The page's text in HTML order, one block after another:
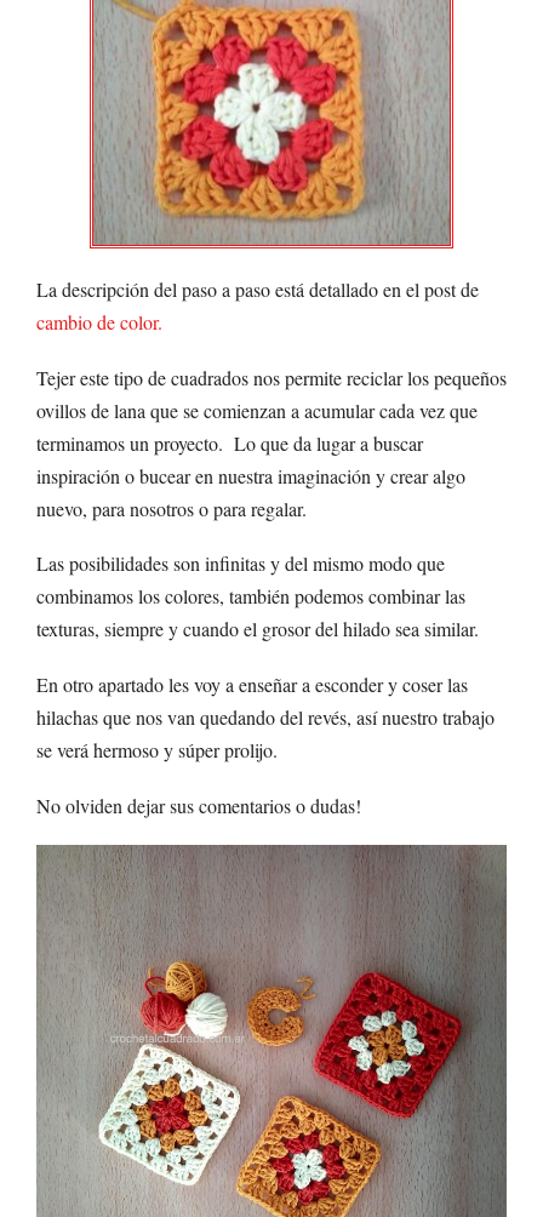
La descripción del paso a paso está detallado en el post de
cambio de color.
Tejer este tipo de cuadrados nos permite reciclar los pequeños
ovillos de lana que se comienzan a acumular cada vez que
terminamos un proyecto. Lo que da lugar a buscar
inspiración o bucear en nuestra imaginación y crear algo
nuevo, para nosotros o para regalar.
Las posibilidades son infinitas y del mismo modo que
combinamos los colores, también podemos combinar las
texturas, siempre y cuando el grosor del hilado sea similar.
En otro apartado les voy a enseñar a esconder y coser las
hilachas que nos van quedando del revés, así nuestro trabajo
se verá hermoso y súper prolijo.
No olviden dejar sus comentarios o dudas!